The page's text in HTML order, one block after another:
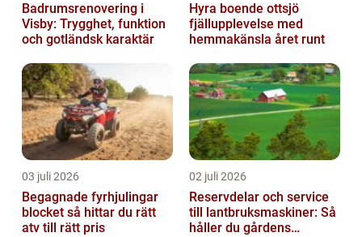
Badrumsrenovering i
Visby: Trygghet, funktion
och gotländsk karaktär
Hyra boende ottsjö
fjällupplevelse med
hemmakänsla året runt
03 juli 2026
Begagnade fyrhjulingar
blocket så hittar du rätt
atv till rätt pris
02 juli 2026
Reservdelar och service
till lantbruksmaskiner: Så
håller du gårdens